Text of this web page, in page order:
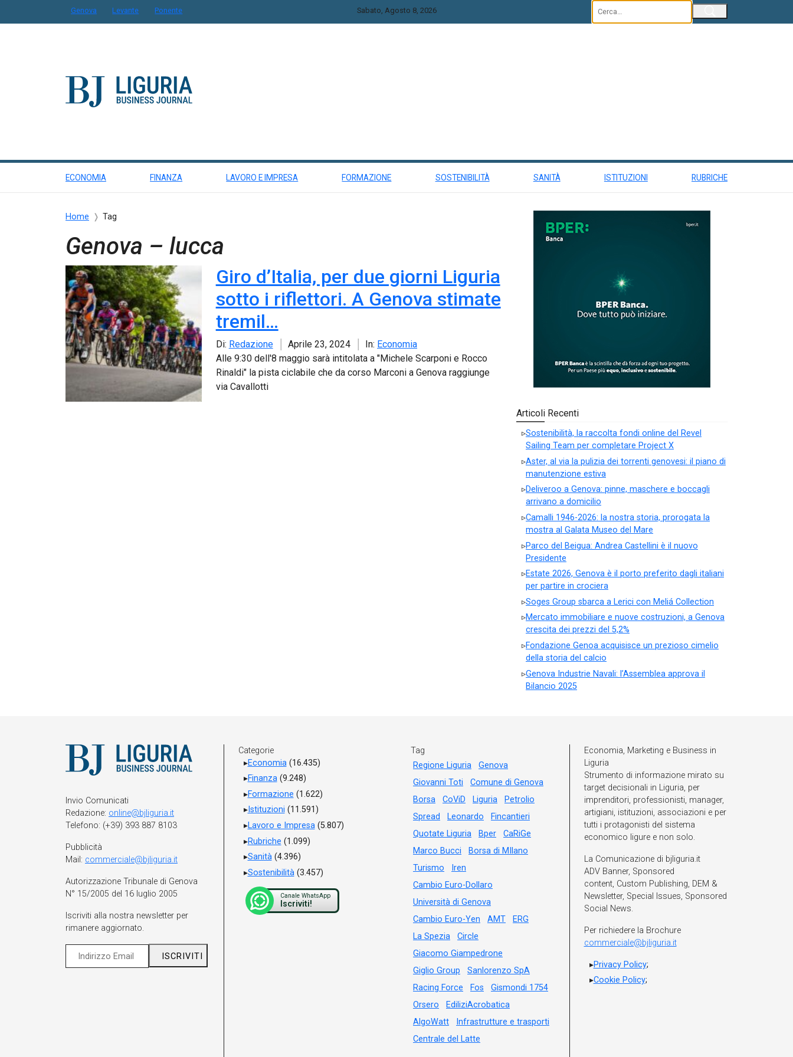
Genova Levante Ponente Sabato, Agosto 8, 2026
ECONOMIA FINANZA LAVORO E IMPRESA FORMAZIONE SOSTENIBILITÀ SANITÀ ISTITUZIONI RUBRICHE
Home Tag
Genova – lucca
Giro d’Italia, per due giorni Liguria
sotto i riflettori. A Genova stimate
tremil…
Di: Redazione Aprile 23, 2024 In: Economia
Alle 9:30 dell'8 maggio sarà intitolata a "Michele Scarponi e Rocco
Rinaldi" la pista ciclabile che da corso Marconi a Genova raggiunge
via Cavallotti
Articoli Recenti
Sostenibilità, la raccolta fondi online del Revel
Sailing Team per completare Project X
Aster, al via la pulizia dei torrenti genovesi: il piano di
manutenzione estiva
Deliveroo a Genova: pinne, maschere e boccagli
arrivano a domicilio
Camalli 1946-2026: la nostra storia, prorogata la
mostra al Galata Museo del Mare
Parco del Beigua: Andrea Castellini è il nuovo
Presidente
Estate 2026, Genova è il porto preferito dagli italiani
per partire in crociera
Soges Group sbarca a Lerici con Meliá Collection
Mercato immobiliare e nuove costruzioni, a Genova
crescita dei prezzi del 5,2%
Fondazione Genoa acquisisce un prezioso cimelio
della storia del calcio
Genova Industrie Navali: l’Assemblea approva il
Bilancio 2025
Invio Comunicati
Redazione: online@bjliguria.it
Telefono: (+39) 393 887 8103
Pubblicità
Mail: commerciale@bjliguria.it
Autorizzazione Tribunale di Genova
N° 15/2005 del 16 luglio 2005
Iscriviti alla nostra newsletter per
rimanere aggiornato.
Categorie
Economia(16.435)
Finanza(9.248)
Formazione (1.622)
Istituzioni (11.591)
Lavoro e Impresa(5.807)
Rubriche (1.099)
Sanità(4.396)
Sostenibilità(3.457)
Canale WhatsApp
Iscriviti!
Tag
Regione Liguria
Genova
Giovanni Toti
Comune di Genova
Borsa
CoViD Liguria
Petrolio
Spread
Leonardo
Fincantieri
Quotate Liguria
Bper
CaRiGe
Marco Bucci
Borsa di MIlano
Turismo
Iren
Cambio Euro-Dollaro
Università di Genova
Cambio Euro-Yen
AMT
ERG
La Spezia
Circle
Giacomo Giampedrone
Giglio Group
Sanlorenzo SpA
Racing Force
Fos
Gismondi 1754
Orsero
EdiliziAcrobatica
AlgoWatt
Infrastrutture e trasporti
Centrale del Latte
Economia, Marketing e Business in
Liguria
Strumento di informazione mirato su
target decisionali in Liguria, per
imprenditori, professionisti, manager,
artigiani, istituzioni, associazioni e per
tutti i protagonisti del sistema
economico ligure e non solo.
La Comunicazione di bjliguria.it
ADV Banner, Sponsored
content, Custom Publishing, DEM &
Newsletter, Special Issues, Sponsored
Social News.
Per richiedere la Brochure
commerciale@bjliguria.it
Privacy Policy;
Cookie Policy;